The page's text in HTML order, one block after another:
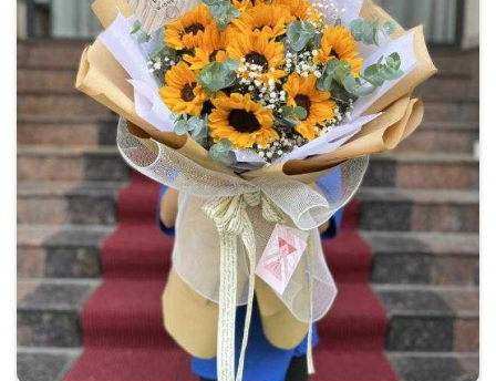
rẽ thành từng bông nhỏ, nhưng khi họ kết hợp lại, chúng
tạo nên một bó hoa hoàn hảo. Điều này có thể thể hiện ý
nghĩa về tình bạn và sự đoàn kết trong một nhóm, nơi mỗi
cá nhân đều đóng góp vào việc tạo ra một tác phẩm nghệ
thuật đẹp đẽ.
Hãy nhớ rằng ý nghĩa của bó hoa cúc tana có thể thay đổi
tùy theo ngữ cảnh cụ thể và cảm nhận riêng của người
tặng và người nhận.
Bó hoa hướng dương sang trọng quận Tân
Phú